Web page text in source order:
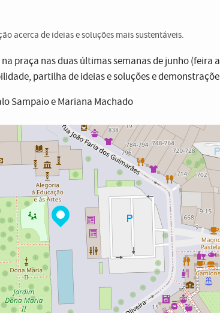
acerca de ideias e soluções mais sustentáveis.
praça nas duas últimas semanas de junho (feira
partilha de ideias e soluções e
Sampaio e Mariana Machado